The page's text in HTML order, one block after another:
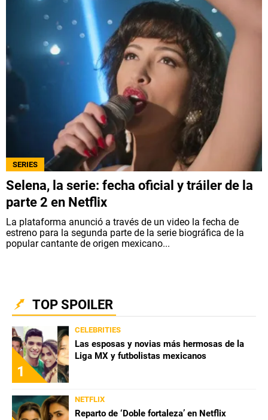
SERIES
Selena, la serie: fecha oficial y tráiler de la
parte 2 en Netflix
La plataforma anunció a través de un video la fecha de
estreno para la segunda parte de la serie biográfica de la
popular cantante de origen mexicano...
TOP SPOILER
1
CELEBRITIES
Las esposas y novias más hermosas de la
Liga MX y futbolistas mexicanos
NETFLIX
Reparto de ‘Doble fortaleza’ en Netflix